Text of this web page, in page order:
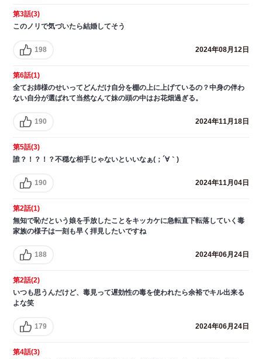
第3話(3)
このノリで気づいたら結婚してそう
198 2024年08月12日
第6話(1)
全てお姉様のせいってどんだけ自分を棚の上に上げているの？中身の伴わ
ない自分が選ばれて当然なんて妹の頭の中はお花畑過ぎる。
190 2024年11月18日
第5話(3)
誰？！？！？不穏な相手じゃないといいなぁ(；´∀｀)
190 2024年11月04日
第2話(1)
無知で恥だという娘を手放したことをキッカケに急転直下転落していく毒
家族の様子は一刻も早く拝見したいですね
188 2024年06月24日
第2話(2)
いつも思うんだけど、毒見って遅効性の毒を使われたら余裕でキル出来る
よな笑
179 2024年06月24日
第4話(3)